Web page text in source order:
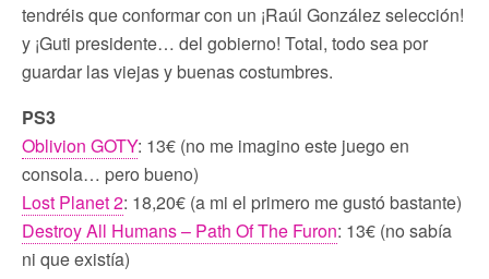
tendréis que conformar con un ¡Raúl González selección!
y ¡Guti presidente… del gobierno! Total, todo sea por
guardar las viejas y buenas costumbres.
PS3
Oblivion GOTY: 13€ (no me imagino este juego en
consola… pero bueno)
Lost Planet 2: 18,20€ (a mi el primero me gustó bastante)
Destroy All Humans – Path Of The Furon: 13€ (no sabía
ni que existía)